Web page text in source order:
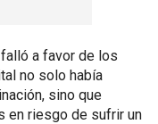
a favor de los
no solo había
sino que
en riesgo de sufrir un